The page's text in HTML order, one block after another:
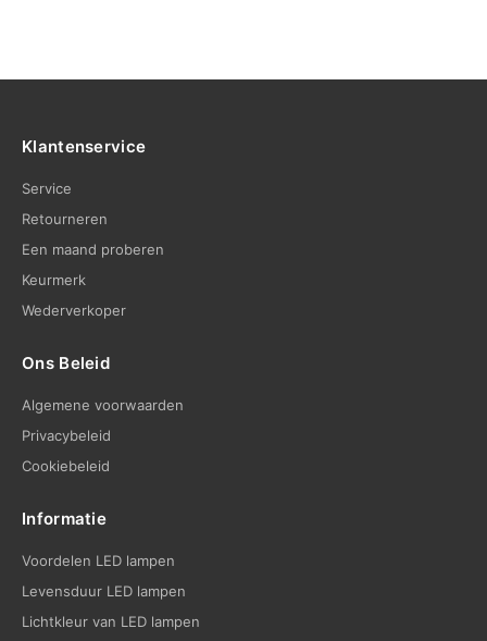
Klantenservice
Service
Retourneren
Een maand proberen
Keurmerk
Wederverkoper
Ons Beleid
Algemene voorwaarden
Privacybeleid
Cookiebeleid
Informatie
Voordelen LED lampen
Levensduur LED lampen
Lichtkleur van LED lampen